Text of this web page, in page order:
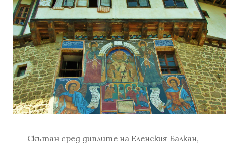
Скътан сред диплите на Еленския Балкан,